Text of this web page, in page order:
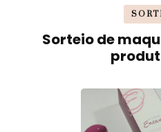
Sorteio de